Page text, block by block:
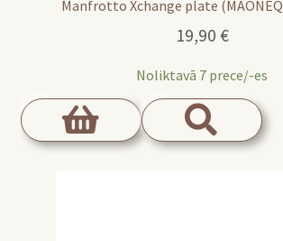
Manfrotto Xchange plate
19,90 €
Noliktavā 7 prece/-es